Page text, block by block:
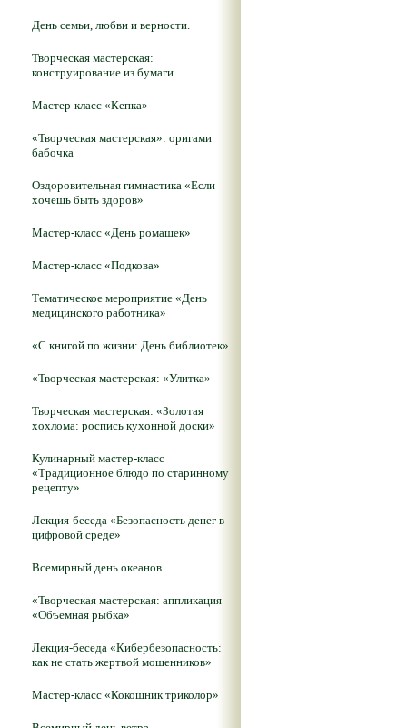
День семьи, любви и верности.
Творческая мастерская:
конструирование из бумаги
Мастер-класс «Кепка»
«Творческая мастерская»: оригами
бабочка
Оздоровительная гимнастика «Если
хочешь быть здоров»
Мастер-класс «День ромашек»
Мастер-класс «Подкова»
Тематическое мероприятие «День
медицинского работника»
«С книгой по жизни: День библиотек»
«Творческая мастерская: «Улитка»
Творческая мастерская: «Золотая
хохлома: роспись кухонной доски»
Кулинарный мастер-класс
«Традиционное блюдо по старинному
рецепту»
Лекция-беседа «Безопасность денег в
цифровой среде»
Всемирный день океанов
«Творческая мастерская: аппликация
«Объемная рыбка»
Лекция-беседа «Кибербезопасность:
как не стать жертвой мошенников»
Мастер-класс «Кокошник триколор»